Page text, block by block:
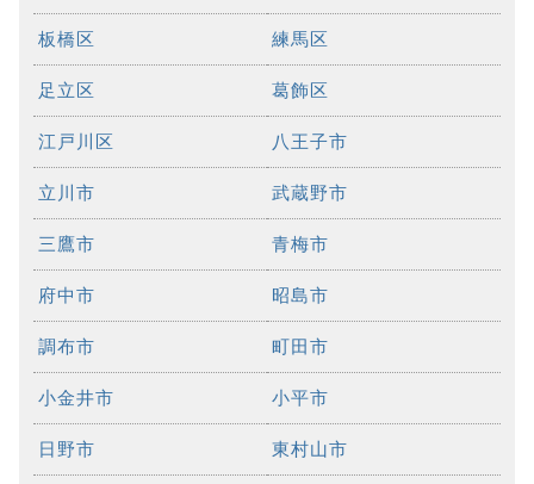
板橋区 練馬区
足立区 葛飾区
江戸川区 八王子市
立川市 武蔵野市
三鷹市 青梅市
府中市 昭島市
調布市 町田市
小金井市 小平市
日野市 東村山市